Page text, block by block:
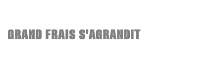
GRAND FRAIS S'AGRANDIT